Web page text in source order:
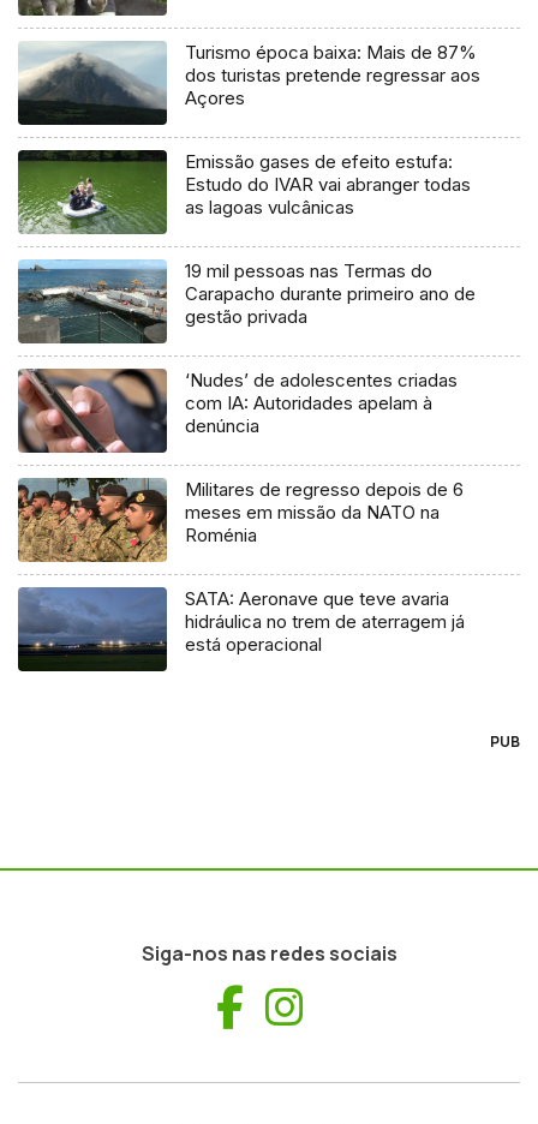
Turismo época baixa: Mais de 87%
dos turistas pretende regressar aos
Açores
Emissão gases de efeito estufa:
Estudo do IVAR vai abranger todas
as lagoas vulcânicas
19 mil pessoas nas Termas do
Carapacho durante primeiro ano de
gestão privada
‘Nudes’ de adolescentes criadas
com IA: Autoridades apelam à
denúncia
Militares de regresso depois de 6
meses em missão da NATO na
Roménia
SATA: Aeronave que teve avaria
hidráulica no trem de aterragem já
está operacional
PUB
Siga-nos nas redes sociais
Facebook